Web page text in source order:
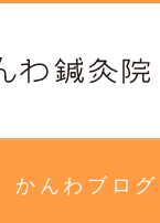
治療院のご案内
かんわブログ